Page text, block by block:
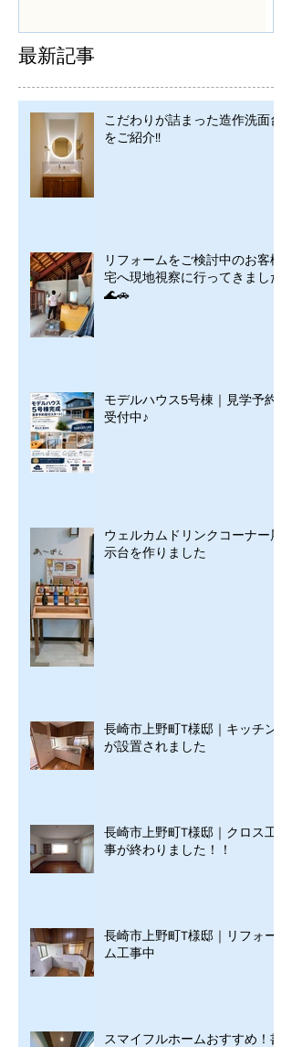
最新記事
こだわりが詰まった造作洗面台
をご紹介!!
リフォームをご検討中のお客様
宅へ現地視察に行ってきました
🌊🚗
モデルハウス5号棟｜見学予約
受付中♪
ウェルカムドリンクコーナー展
示台を作りました
長崎市上野町T様邸｜キッチン
が設置されました
長崎市上野町T様邸｜クロス工
事が終わりました！！
長崎市上野町T様邸｜リフォー
ム工事中
スマイフルホームおすすめ！書